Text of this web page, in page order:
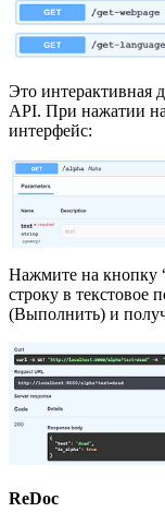
Это интерактивная
API. При нажатии
интерфейс:
Нажмите на кнопку
строку в текстовое
(Выполнить) и
ReDoc